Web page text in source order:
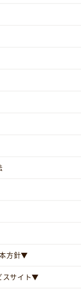
方針▼
スサイト▼